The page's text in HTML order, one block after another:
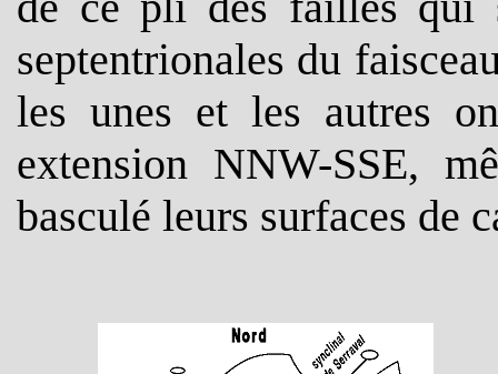
septentrionales du
les unes et les autres
extension NNW-SSE,
basculé leurs surfaces de